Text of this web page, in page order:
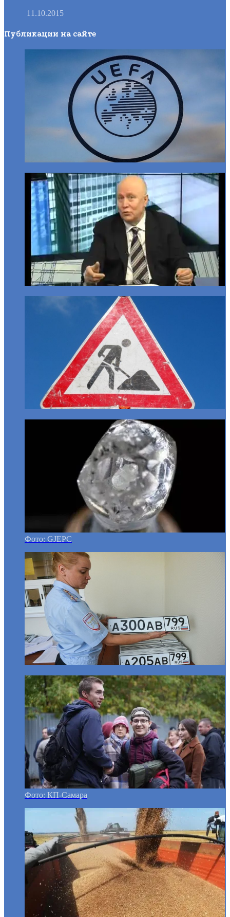
11.10.2015
Публикации на сайте
Фото: GJEPC
Фото: КП-Самара